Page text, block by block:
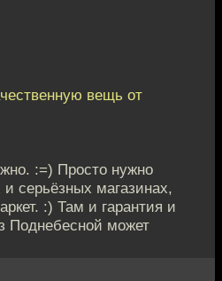
вещь от
:=) Просто нужно
серьёзных магазинах,
:) Там и гарантия и
Поднебесной может